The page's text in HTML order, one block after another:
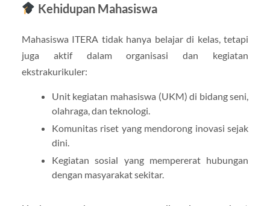
Kehidupan Mahasiswa
Mahasiswa ITERA tidak hanya belajar di kelas, tetapi
juga aktif dalam organisasi dan kegiatan
ekstrakurikuler:
Unit kegiatan mahasiswa (UKM) di bidang seni,
olahraga, dan teknologi.
Komunitas riset yang mendorong inovasi sejak
dini.
Kegiatan sosial yang mempererat hubungan
dengan masyarakat sekitar.